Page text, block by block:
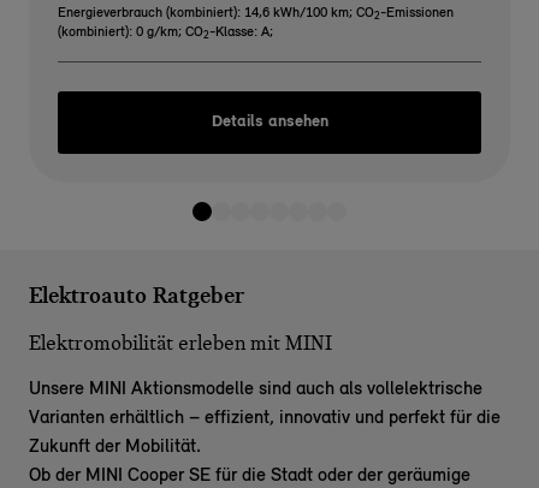
Energieverbrauch (kombiniert): 14,6 kWh/100 km; CO2 -Emissionen
(kombiniert): 0 g/km; CO2 -Klasse: A;
Details ansehen
Elektroauto Ratgeber
Elektromobilität erleben mit MINI
Unsere MINI Aktionsmodelle sind auch als vollelektrische
Varianten erhältlich – effizient, innovativ und perfekt für die
Zukunft der Mobilität.
Ob der MINI Cooper SE für die Stadt oder der geräumige